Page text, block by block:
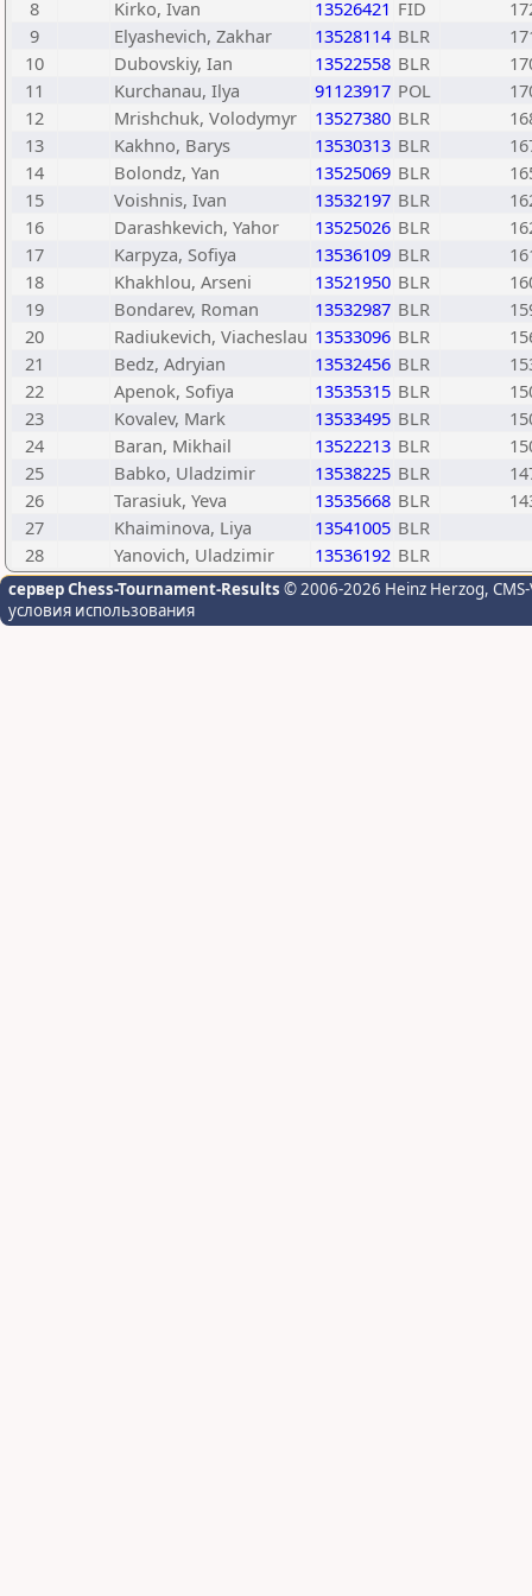
8 Kirko, Ivan 13526421 FID
9
Elyashevich, Zakhar 13528114 BLR
10
Dubovskiy, Ian 13522558 BLR
11
Kurchanau, Ilya 91123917 POL
12
Mrishchuk, Volodymyr 13527380 BLR
13
Kakhno, Barys 13530313 BLR
14
Bolondz, Yan 13525069 BLR
15
Voishnis, Ivan 13532197 BLR
16
Darashkevich, Yahor 13525026 BLR
17
Karpyza, Sofiya 13536109 BLR
18
Khakhlou, Arseni 13521950 BLR
19
Bondarev, Roman 13532987 BLR
20
Radiukevich, Viacheslau 13533096 BLR
21
Bedz, Adryian 13532456 BLR
22
Apenok, Sofiya 13535315 BLR
23
Kovalev, Mark 13533495 BLR
24
Baran, Mikhail 13522213 BLR
25
Babko, Uladzimir 13538225 BLR
26
Tarasiuk, Yeva 13535668 BLR
27
Khaiminova, Liya 13541005 BLR
28
Yanovich, Uladzimir 13536192 BLR
сервер Chess-Tournament-Results © 2006-2026 Heinz Herzog,
условия использования